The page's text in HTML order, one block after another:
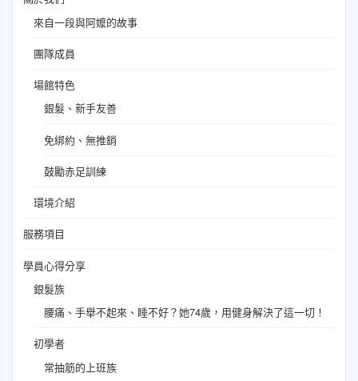
來自一段與阿嬤的故事
團隊成員
場館特色
銀髮、新手友善
免綁約、無推銷
鼓勵赤足訓練
環境介紹
服務項目
學員心得分享
銀髮族
腰痛、手舉不起來、睡不好？她74歲，用健身解決了這一切！
初學者
常抽筋的上班族